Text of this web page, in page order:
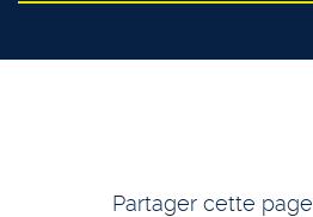
Partager cette page